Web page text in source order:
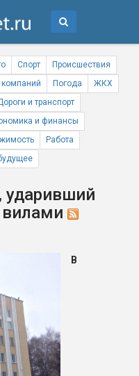
Спорт
Происшествия
компаний Погода
ЖКХ
и транспорт
и финансы
Работа
ударивший
В